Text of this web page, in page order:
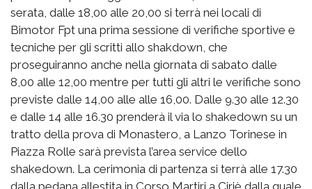
serata, dalle 18,00 alle 20,00 si terrà nei locali di
Bimotor Fpt una prima sessione di verifiche sportive e
tecniche per gli scritti allo shakdown, che
proseguiranno anche nella giornata di sabato dalle
8,00 alle 12,00 mentre per tutti gli altri le verifiche sono
previste dalle 14,00 alle alle 16,00. Dalle 9.30 alle 12.30
e dalle 14 alle 16.30 prenderà il via lo shakedown su un
tratto della prova di Monastero, a Lanzo Torinese in
Piazza Rolle sarà prevista l’area service dello
shakedown. La cerimonia di partenza si terrà alle 17.30